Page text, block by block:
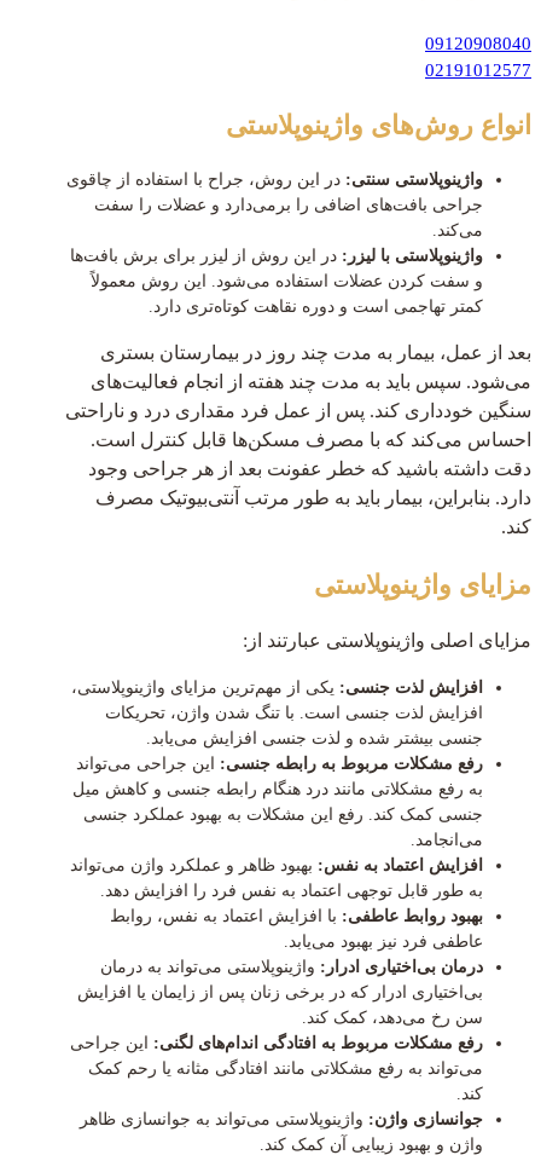
09120908040
02191012577
انواع روش‌های واژینوپلاستی
واژینوپلاستی سنتی: در این روش، جراح با استفاده از چاقوی
جراحی بافت‌های اضافی را برمی‌دارد و عضلات را سفت
می‌کند.
واژینوپلاستی با لیزر: در این روش از لیزر برای برش بافت‌ها
و سفت کردن عضلات استفاده می‌شود. این روش معمولاً
کمتر تهاجمی است و دوره نقاهت کوتاه‌تری دارد.
بعد از عمل، بیمار به مدت چند روز در بیمارستان بستری
می‌شود. سپس باید به مدت چند هفته از انجام فعالیت‌های
سنگین خودداری کند. پس از عمل فرد مقداری درد و ناراحتی
احساس می‌کند که با مصرف مسکن‌ها قابل کنترل است.
دقت داشته باشید که خطر عفونت بعد از هر جراحی وجود
دارد. بنابراین، بیمار باید به طور مرتب آنتی‌بیوتیک مصرف
کند.
مزایای واژینوپلاستی
مزایای اصلی واژینوپلاستی عبارتند از:
افزایش لذت جنسی: یکی از مهم‌ترین مزایای واژینوپلاستی،
افزایش لذت جنسی است. با تنگ شدن واژن، تحریکات
جنسی بیشتر شده و لذت جنسی افزایش می‌یابد.
رفع مشکلات مربوط به رابطه جنسی: این جراحی می‌تواند
به رفع مشکلاتی مانند درد هنگام رابطه جنسی و کاهش میل
جنسی کمک کند. رفع این مشکلات به بهبود عملکرد جنسی
می‌انجامد.
افزایش اعتماد به نفس: بهبود ظاهر و عملکرد واژن می‌تواند
به طور قابل توجهی اعتماد به نفس فرد را افزایش دهد.
بهبود روابط عاطفی: با افزایش اعتماد به نفس، روابط
عاطفی فرد نیز بهبود می‌یابد.
درمان بی‌اختیاری ادرار: واژینوپلاستی می‌تواند به درمان
بی‌اختیاری ادرار که در برخی زنان پس از زایمان یا افزایش
سن رخ می‌دهد، کمک کند.
رفع مشکلات مربوط به افتادگی اندام‌های لگنی: این جراحی
می‌تواند به رفع مشکلاتی مانند افتادگی مثانه یا رحم کمک
کند.
جوانسازی واژن: واژینوپلاستی می‌تواند به جوانسازی ظاهر
واژن و بهبود زیبایی آن کمک کند.